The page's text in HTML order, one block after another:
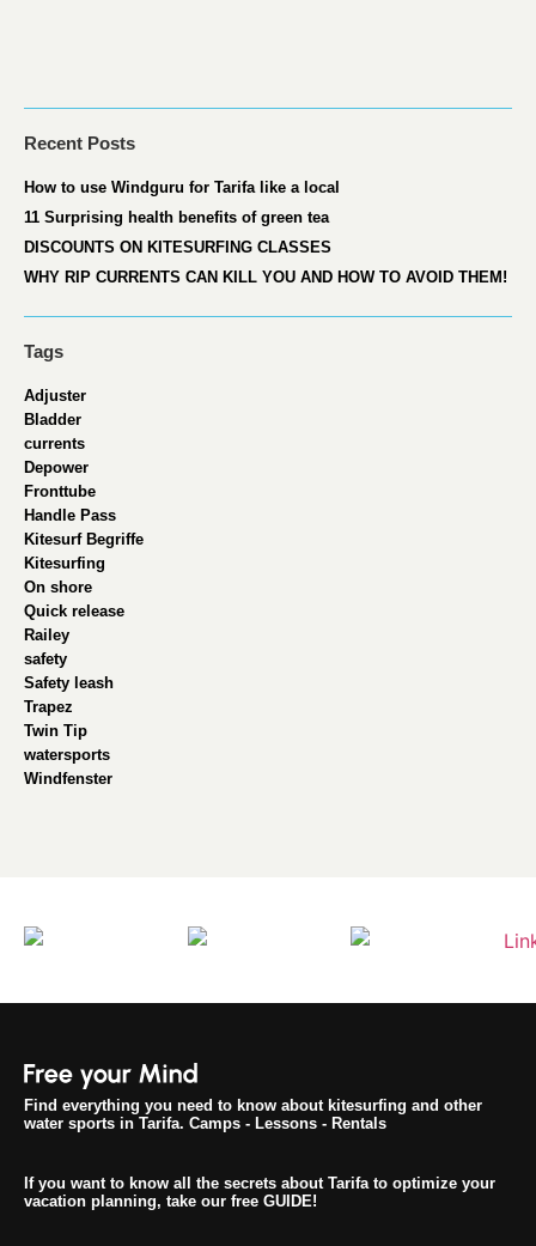
Recent Posts
How to use Windguru for Tarifa like a local
11 Surprising health benefits of green tea
DISCOUNTS ON KITESURFING CLASSES
WHY RIP CURRENTS CAN KILL YOU AND HOW TO AVOID THEM!
Tags
Adjuster
Bladder
currents
Depower
Fronttube
Handle Pass
Kitesurf Begriffe
Kitesurfing
On shore
Quick release
Railey
safety
Safety leash
Trapez
Twin Tip
watersports
Windfenster
Find everything you need to know about kitesurfing and other
water sports in Tarifa. Camps - Lessons - Rentals
If you want to know all the secrets about Tarifa to optimize your
vacation planning, take our free GUIDE!